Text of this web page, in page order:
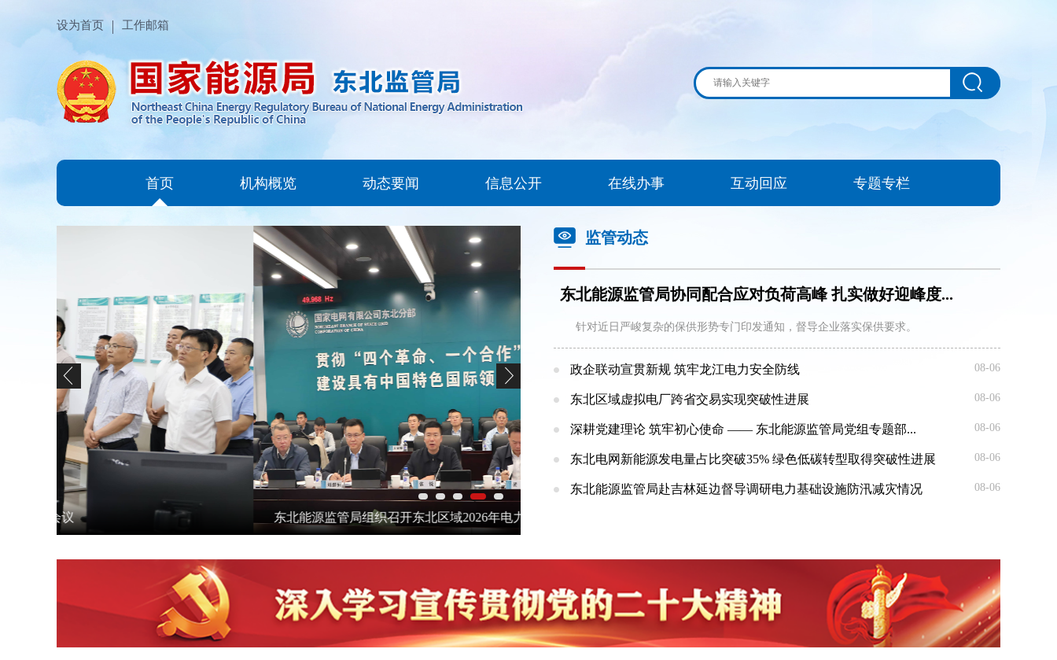
设为首页 工作邮箱
首页 机构概览 动态要闻 信息公开 在线办事 互动回应 专题专栏
东北能源监管局组织召开东北区域2026年电力安委会会议暨电力系统运行方式汇
监管动态
东北能源监管局协同配合应对负荷高峰 扎实做好迎峰度...
针对近日严峻复杂的保供形势专门印发通知，督导企业落实保供要求。
政企联动宣贯新规 筑牢龙江电力安全防线 08-06
东北区域虚拟电厂跨省交易实现突破性进展 08-06
深耕党建理论 筑牢初心使命 —— 东北能源监管局党组专题部... 08-06
东北电网新能源发电量占比突破35% 绿色低碳转型取得突破性进展 08-06
东北能源监管局赴吉林延边督导调研电力基础设施防汛减灾情况 08-06